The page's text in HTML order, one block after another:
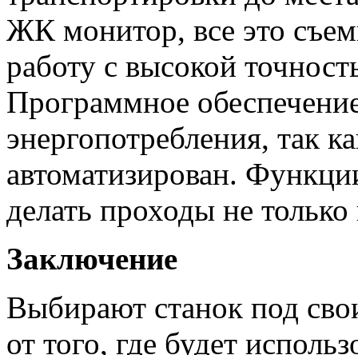
ЖК монитор, все это
работу с высокой
Программное
энергопотребления, так
автоматизирован.
делать проходы не
Заключение
Выбирают станок под
от того, где будет